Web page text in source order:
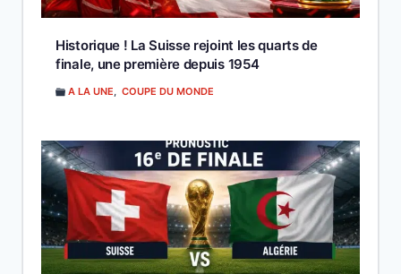
Historique ! La Suisse rejoint les quarts de
finale, une première depuis 1954
A LA UNE, COUPE DU MONDE